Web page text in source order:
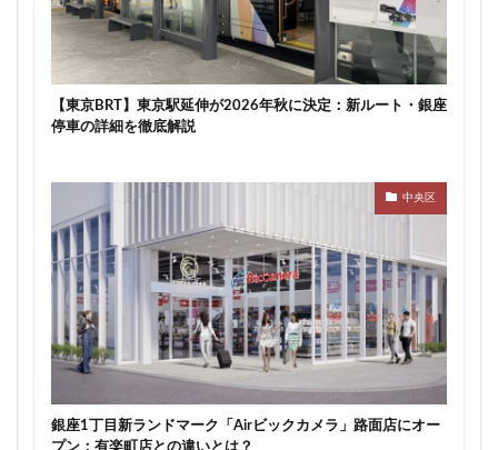
【東京BRT】東京駅延伸が2026年秋に決定：新ルート・銀座
停車の詳細を徹底解説
中央区
銀座1丁目新ランドマーク「Airビックカメラ」路面店にオー